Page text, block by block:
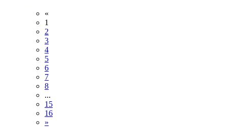
«
1
2
3
4
5
6
7
8
...
15
16
»